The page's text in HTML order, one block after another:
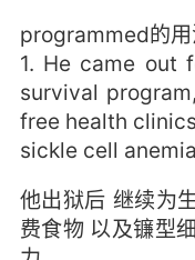
programmed的用
1. He came out
survival
free health
sickle cell
他出狱后 继续为
费食物 以及镰型